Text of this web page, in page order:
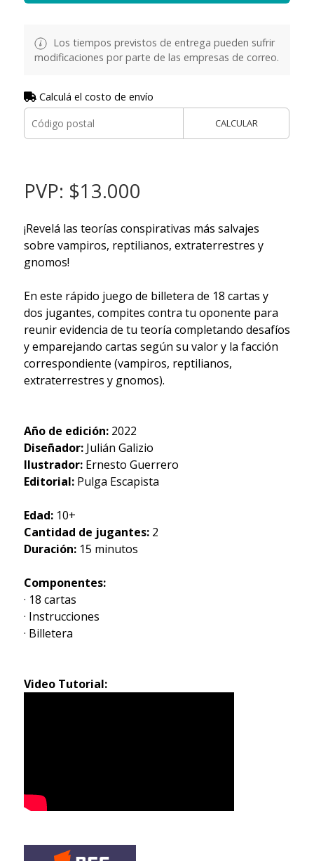
Los tiempos previstos de entrega pueden sufrir
modificaciones por parte de las empresas de correo.
Calculá el costo de envío
CALCULAR
PVP: $13.000
¡Revelá las teorías conspirativas más salvajes
sobre vampiros, reptilianos, extraterrestres y
gnomos!
En este rápido juego de billetera de 18 cartas y
dos jugantes, compites contra tu oponente para
reunir evidencia de tu teoría completando desafíos
y emparejando cartas según su valor y la facción
correspondiente (vampiros, reptilianos,
extraterrestres y gnomos).
Año de edición:2022
Diseñador:Julián Galizio
Ilustrador:Ernesto Guerrero
Editorial: Pulga Escapista
Edad: 10+
Cantidad de jugantes: 2
Duración: 15 minutos
Componentes:
· 18 cartas
· Instrucciones
· Billetera
Video Tutorial: